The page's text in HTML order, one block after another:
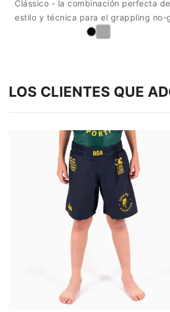
Clássico - la combinación perfecta de
estilo y técnica para el grappling no-
LOS CLIENTES QUE